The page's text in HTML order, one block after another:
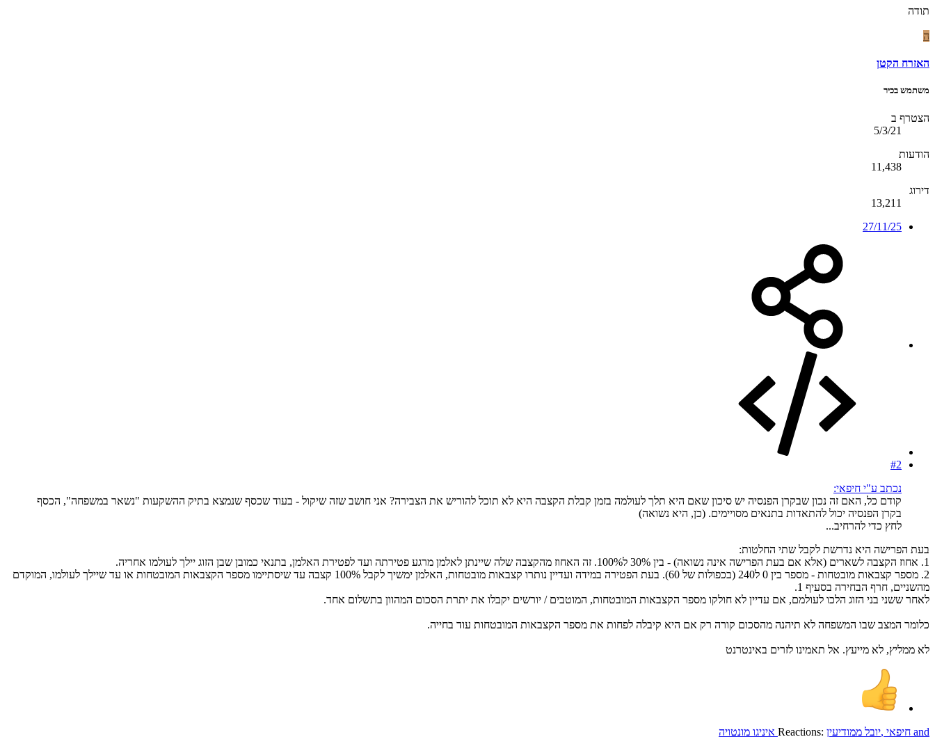
תודה
ה
האזרח הקטן
משתמש בכיר
הצטרף ב
5/3/21
הודעות
11,438
דירוג
13,211
27/11/25
#2
נכתב ע"י חיפאי:
קודם כל, האם זה נכון שבקרן הפנסיה יש סיכון שאם היא תלך לעולמה בזמן קבלת הקצבה היא לא תוכל להוריש את הצבירה? אני חושב שזה שיקול - בעוד שכסף שנמצא בתיק ההשקעות "נשאר במשפחה", הכסף
בקרן הפנסיה יכול להתאדות בתנאים מסויימים. (כן, היא נשואה)
לחץ כדי להרחיב...
בעת הפרישה היא נדרשת לקבל שתי החלטות:
1. אחוז הקצבה לשארים (אלא אם בעת הפרישה אינה נשואה) - בין 30% ל100%. זה האחוז מהקצבה שלה שיינתן לאלמן מרגע פטירתה ועד לפטירת האלמן, בתנאי כמובן שבן הזוג יילך לעולמו אחריה.
2. מספר קצבאות מובטחות - מספר בין 0 ל240 (בכפולות של 60). בעת הפטירה במידה ועדיין נותרו קצבאות מובטחות, האלמן ימשיך לקבל 100% קצבה עד שיסתיימו מספר הקצבאות המובטחות או עד שיילך לעולמו, המוקדם
מהשניים, חרף הבחירה בסעיף 1.
לאחר ששני בני הזוג הלכו לעולמם, אם עדיין לא חולקו מספר הקצבאות המובטחות, המוטבים / יורשים יקבלו את יתרת הסכום המהוון בתשלום אחד.
כלומר המצב שבו המשפחה לא תיהנה מהסכום קורה רק אם היא קיבלה לפחות את מספר הקצבאות המובטחות עוד בחייה.
לא ממליץ, לא מייעץ. אל תאמינו לזרים באינטרנט
Reactions: יובל ממודיעין, חיפאי and איניגו מונטויה